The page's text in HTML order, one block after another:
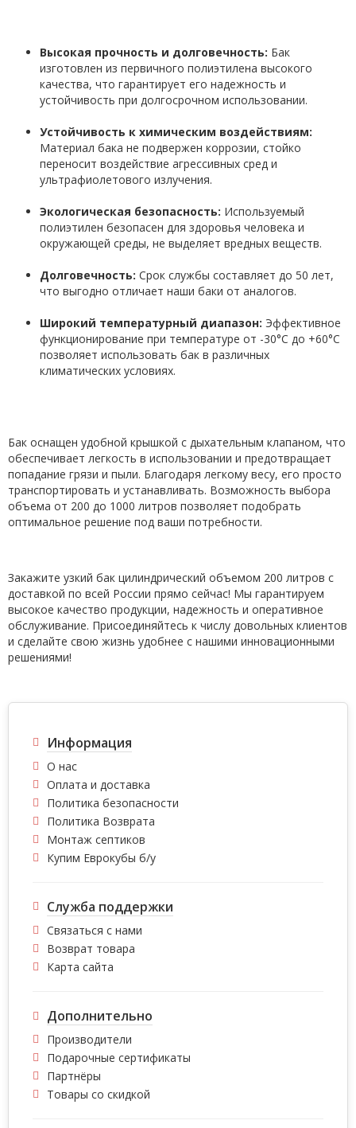
Высокая прочность и долговечность: Бак
изготовлен из первичного полиэтилена высокого
качества, что гарантирует его надежность и
устойчивость при долгосрочном использовании.
Устойчивость к химическим воздействиям:
Материал бака не подвержен коррозии, стойко
переносит воздействие агрессивных сред и
ультрафиолетового излучения.
Экологическая безопасность: Используемый
полиэтилен безопасен для здоровья человека и
окружающей среды, не выделяет вредных веществ.
Долговечность: Срок службы составляет до 50 лет,
что выгодно отличает наши баки от аналогов.
Широкий температурный диапазон: Эффективное
функционирование при температуре от -30°C до +60°C
позволяет использовать бак в различных
климатических условиях.
Бак оснащен удобной крышкой с дыхательным клапаном, что
обеспечивает легкость в использовании и предотвращает
попадание грязи и пыли. Благодаря легкому весу, его просто
транспортировать и устанавливать. Возможность выбора
объема от 200 до 1000 литров позволяет подобрать
оптимальное решение под ваши потребности.
Закажите узкий бак цилиндрический объемом 200 литров с
доставкой по всей России прямо сейчас! Мы гарантируем
высокое качество продукции, надежность и оперативное
обслуживание. Присоединяйтесь к числу довольных клиентов
и сделайте свою жизнь удобнее с нашими инновационными
решениями!
Информация
О нас
Оплата и доставка
Политика безопасности
Политика Возврата
Монтаж септиков
Купим Еврокубы б/у
Служба поддержки
Связаться с нами
Возврат товара
Карта сайта
Дополнительно
Производители
Подарочные сертификаты
Партнёры
Товары со скидкой